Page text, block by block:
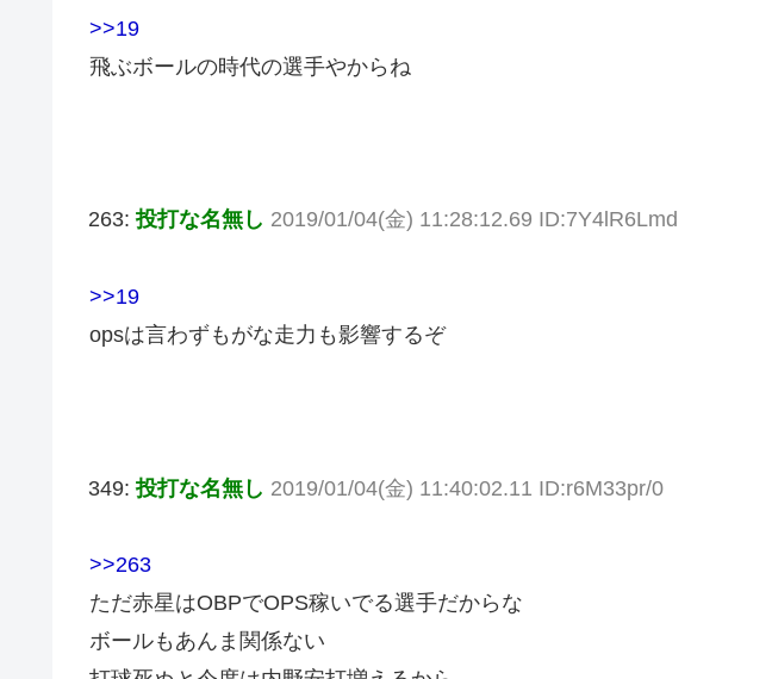
>>19
飛ぶボールの時代の選手やからね
263:投打な名無し 2019/01/04(金) 11:28:12.69 ID:7Y4lR6Lmd
>>19
opsは言わずもがな走力も影響するぞ
349:投打な名無し 2019/01/04(金) 11:40:02.11 ID:r6M33pr/0
>>263
ただ赤星はOBPでOPS稼いでる選手だからな
ボールもあんま関係ない